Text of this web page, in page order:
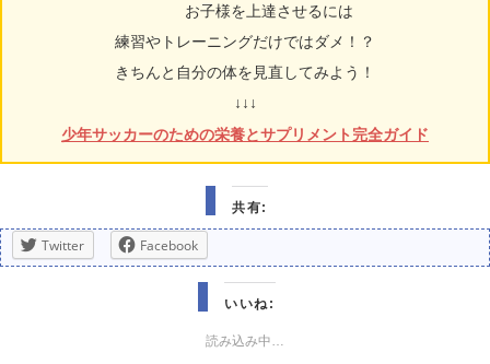
お子様を上達させるには
練習やトレーニングだけではダメ！？
きちんと自分の体を見直してみよう！
↓↓↓
少年サッカーのための栄養とサプリメント完全ガイド
共有:
Twitter Facebook
いいね:
読み込み中…